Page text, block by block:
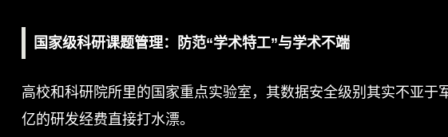
国家级科研课题管理：防范“学术特工”与学术不端
高校和科研院所里的国家重点实验室，其数据安全级别其实不亚
亿的研发经费直接打水漂。